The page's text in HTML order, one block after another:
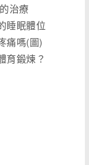
治療
睡眠體位
痛嗎(圖)
育鍛煉？